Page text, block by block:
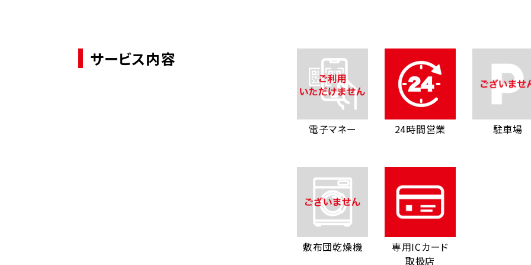
サービス内容
電子マネー 24時間営業 駐車場
敷布団乾燥機
専用ICカード
取扱店